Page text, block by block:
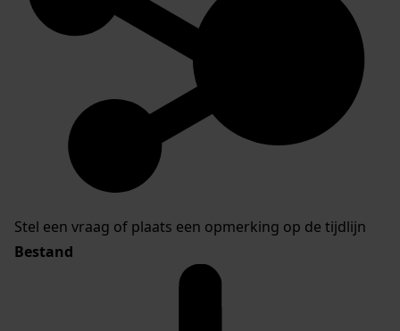
Stel een vraag of plaats een opmerking op de tijdlijn
Bestand